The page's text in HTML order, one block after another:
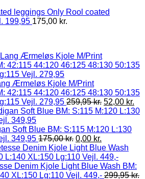
Only Rool coated
199,95 175,00 kr.
Ærmeløs Kjole M/Print
42:115 44:120 46:125 48:130 50:135
Vejl. 279,95 259,95kr. 52,00 kr.
Soft Blue BM: S:115 M:120 L:130
349,95 175,00kr. 0,00 kr.
Denim Kjole Light Blue Wash BM:
XL:150 Lg:110 Vejl. 449,- 299,95kr.